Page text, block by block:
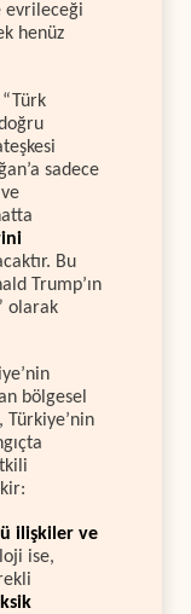
evrileceği
henüz
“Türk
sadece
Bu
Trump’ın
olarak
bölgesel
ilişkiler ve
ise,